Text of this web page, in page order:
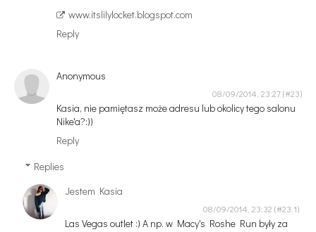
www.itslilylocket.blogspot.com
Reply
Anonymous
08/09/2014, 23:27
Kasia, nie pamiętasz może adresu lub okolicy tego salonu
Nike'a?:))
Reply
Replies
Jestem Kasia
08/09/2014, 23:32
Las Vegas outlet :) A np. w Macy's Roshe Run były za